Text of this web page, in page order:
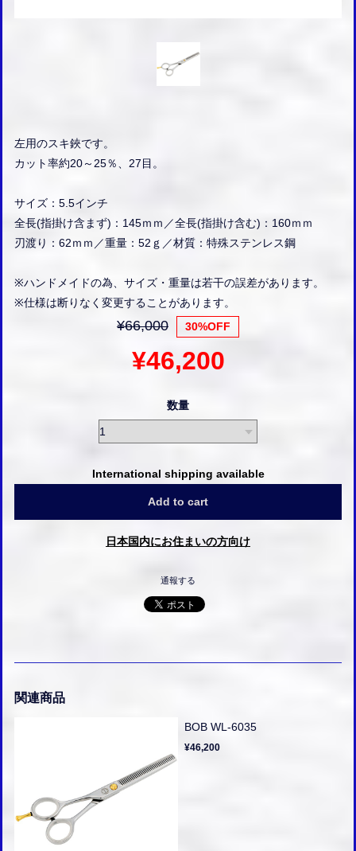
左用のスキ鋏です。
カット率約20～25％、27目。
サイズ：5.5インチ
全長(指掛け含まず)：145ｍｍ／全長(指掛け含む)：160ｍｍ
刃渡り：62ｍｍ／重量：52ｇ／材質：特殊ステンレス鋼
※ハンドメイドの為、サイズ・重量は若干の誤差があります。
※仕様は断りなく変更することがあります。
¥66,000 30%OFF
¥46,200
数量
International shipping available
Add to cart
日本国内にお住まいの方向け
通報する
関連商品
BOB WL-6035
¥46,200